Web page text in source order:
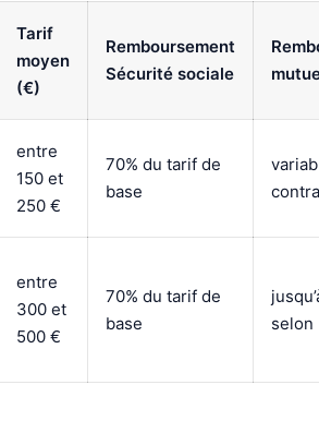
Tarif
moyen
(€)
Remboursement
Sécurité sociale
entre
150 et
250 €
70% du tarif de
base
entre
300 et
500 €
70% du tarif de
base
selon